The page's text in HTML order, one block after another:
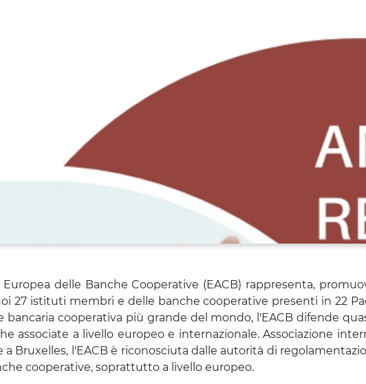
Europea delle Banche Cooperative (EACB) rappresenta,
27 istituti membri e delle banche cooperative presenti in 22
bancaria cooperativa più grande del mondo, l'EACB difende
associate a livello europeo e internazionale. Associazione
a Bruxelles, l'EACB è riconosciuta dalle autorità di
cooperative, soprattutto a livello europeo.